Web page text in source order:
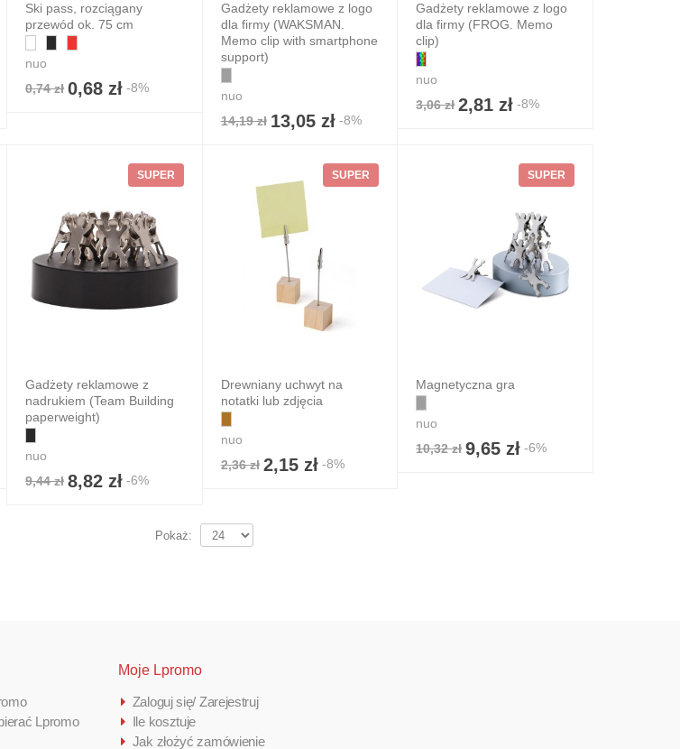
Ski pass, rozciągany
przewód ok. 75 cm
nuo
0,74 zł 0,68 zł -8%
Gadżety reklamowe z logo
dla firmy (WAKSMAN.
Memo clip with smartphone
support)
nuo
14,19 zł 13,05 zł-8%
Gadżety reklamowe z logo
dla firmy (FROG. Memo
clip)
nuo
3,06 zł 2,81 zł -8%
SUPER
Gadżety reklamowe z
nadrukiem (Team Building
paperweight)
nuo
9,44 zł 8,82 zł -6%
SUPER
Drewniany uchwyt na
notatki lub zdjęcia
nuo
2,36 zł 2,15 zł-8%
SUPER
Magnetyczna gra
nuo
10,32 zł 9,65 zł -6%
Pokaż:
Lpromo
Moje Lpromo
Zaloguj się/ Zarejestruj
Ile kosztuje
Jak złożyć zamówienie